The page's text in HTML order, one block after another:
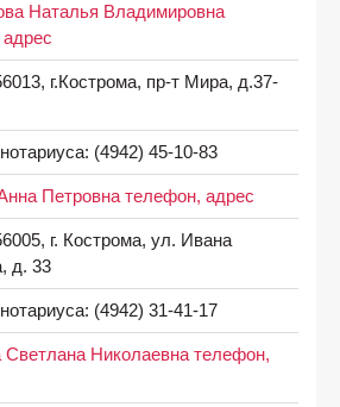
Наталья Владимировна
г.Кострома, пр-т Мира, д.37-
(4942) 45-10-83
Петровна телефон, адрес
г. Кострома, ул. Ивана
д. 33
(4942) 31-41-17
Светлана Николаевна телефон,